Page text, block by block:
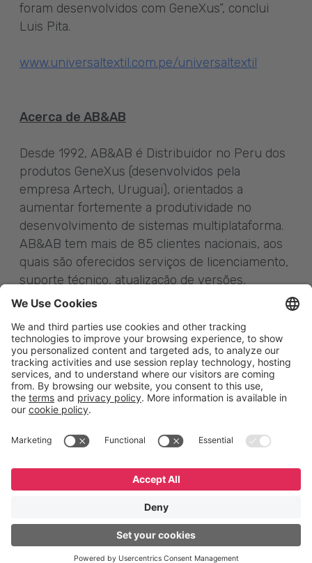
foram desenvolvidos com GeneXus”, conclui
Luis Pita.
www.universaltextil.com.pe/universaltextil
Acerca de AB&AB
Desde 1992, AB&AB é Distribuidor no Peru dos
produtos GeneXus (desenvolvidos pela
empresa Artech, Uruguai), orientados a
aumentar fortemente a produtividade no
desenvolvimento de sistemas multiplataforma.
AB&AB tem mais de 85 clientes nacionais, aos
quais são oferecidos serviços de licenciamento,
suporte técnico, atualização de versões,
capacitação em GeneXus para desenvolvimento
informações, visitewww.abab.com.pe.